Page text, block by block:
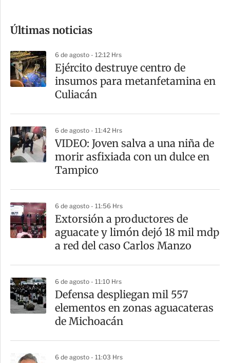
m
a
r
t
Últimas noticias
6 de agosto - 12:12 Hrs
​Ejército destruye centro de
insumos para metanfetamina en
Culiacán
6 de agosto - 11:42 Hrs
VIDEO: Joven salva a una niña de
morir asfixiada con un dulce en
Tampico
6 de agosto - 11:56 Hrs
Extorsión a productores de
aguacate y limón dejó 18 mil mdp
a red del caso Carlos Manzo
6 de agosto - 11:10 Hrs
Defensa despliegan mil 557
elementos en zonas aguacateras
de Michoacán
6 de agosto - 11:03 Hrs